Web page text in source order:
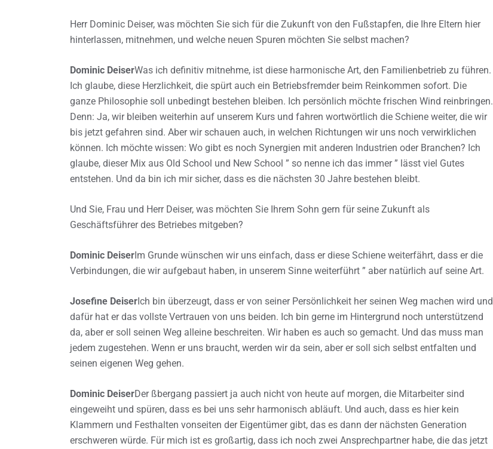
Herr Dominic Deiser, was möchten Sie sich für die Zukunft von den Fußstapfen, die Ihre Eltern hier
hinterlassen, mitnehmen, und welche neuen Spuren möchten Sie selbst machen?
Dominic DeiserWas ich definitiv mitnehme, ist diese harmonische Art, den Familienbetrieb zu führen.
Ich glaube, diese Herzlichkeit, die spürt auch ein Betriebsfremder beim Reinkommen sofort. Die
ganze Philosophie soll unbedingt bestehen bleiben. Ich persönlich möchte frischen Wind reinbringen.
Denn: Ja, wir bleiben weiterhin auf unserem Kurs und fahren wortwörtlich die Schiene weiter, die wir
bis jetzt gefahren sind. Aber wir schauen auch, in welchen Richtungen wir uns noch verwirklichen
können. Ich möchte wissen: Wo gibt es noch Synergien mit anderen Industrien oder Branchen? Ich
glaube, dieser Mix aus Old School und New School ” so nenne ich das immer ” lässt viel Gutes
entstehen. Und da bin ich mir sicher, dass es die nächsten 30 Jahre bestehen bleibt.
Und Sie, Frau und Herr Deiser, was möchten Sie Ihrem Sohn gern für seine Zukunft als
Geschäftsführer des Betriebes mitgeben?
Dominic DeiserIm Grunde wünschen wir uns einfach, dass er diese Schiene weiterfährt, dass er die
Verbindungen, die wir aufgebaut haben, in unserem Sinne weiterführt ” aber natürlich auf seine Art.
Josefine DeiserIch bin überzeugt, dass er von seiner Persönlichkeit her seinen Weg machen wird und
dafür hat er das vollste Vertrauen von uns beiden. Ich bin gerne im Hintergrund noch unterstützend
da, aber er soll seinen Weg alleine beschreiten. Wir haben es auch so gemacht. Und das muss man
jedem zugestehen. Wenn er uns braucht, werden wir da sein, aber er soll sich selbst entfalten und
seinen eigenen Weg gehen.
Dominic DeiserDer ßbergang passiert ja auch nicht von heute auf morgen, die Mitarbeiter sind
eingeweiht und spüren, dass es bei uns sehr harmonisch abläuft. Und auch, dass es hier kein
Klammern und Festhalten vonseiten der Eigentümer gibt, das es dann der nächsten Generation
erschweren würde. Für mich ist es großartig, dass ich noch zwei Ansprechpartner habe, die das jetzt